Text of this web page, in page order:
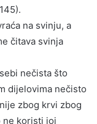
na svinju, a
čitava svinja
nečista što
dijelovima nečisto
zbog krvi zbog
ne koristi joj